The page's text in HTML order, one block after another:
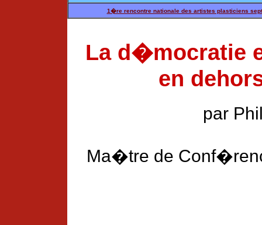
1�re rencontre nationale des artistes plasticiens
La d�mocratie
en
par
Ma�tre de